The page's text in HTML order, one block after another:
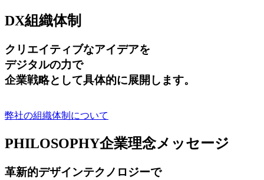
DX組織体制
クリエイティブなアイデアを
デジタルの力で
企業戦略として具体的に展開します。
弊社の組織体制について
PHILOSOPHY企業理念メッセージ
革新的デザインテクノロジーで